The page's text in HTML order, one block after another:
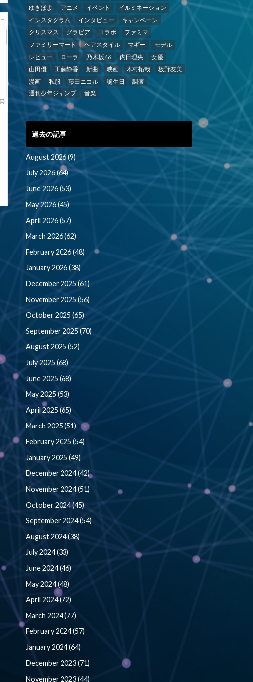
ゆきぽよ
アニメ イベント
イルミネーション
インスタグラム
インタビュー
キャンペーン
クリスマス
グラビア コラボ
ファミマ
ファミリーマート
ヘアスタイル マギー
モデル
レビュー
ローラ 乃木坂46 内田理央
女優
山田優
工藤静香 新曲 映画 木村拓哉
板野友美
漫画
私服 藤田ニコル 誕生日
調査
週刊少年ジャンプ
音楽
過去の記事
August 2026 (9)
July 2026 (64)
June 2026 (53)
May 2026 (45)
April 2026 (57)
March 2026 (62)
February 2026 (48)
January 2026 (38)
December 2025 (61)
November 2025 (56)
October 2025 (65)
September 2025 (70)
August 2025 (52)
July 2025 (68)
June 2025 (68)
May 2025 (53)
April 2025 (65)
March 2025 (51)
February 2025 (54)
January 2025 (49)
December 2024 (42)
November 2024 (51)
October 2024 (45)
September 2024 (54)
August 2024 (38)
July 2024 (33)
June 2024 (46)
May 2024 (48)
April 2024 (72)
March 2024 (77)
February 2024 (57)
January 2024 (64)
December 2023 (71)
November 2023 (44)